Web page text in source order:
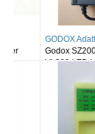
HUAWEI Adattatore
HUAWEI Brovi 5G
381 Outdoor CPE